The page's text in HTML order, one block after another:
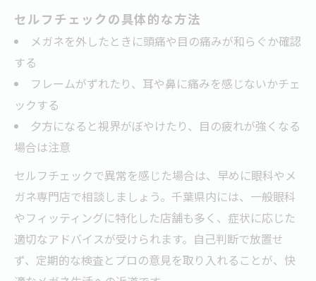
セルフチェックの具体的な方法
メガネを外したときに頭痛や目の痛みが和らぐか確認
する
フレームがずれたり、耳や鼻に痛みを感じないかチェ
ックする
夕方になると視界がぼやけたり、目の疲れが強くなる
場合は注意
セルフチェックで異常を感じた場合は、早めに眼科やメ
ガネ専門店で相談しましょう。千葉県内には、一般眼科
やフィッティングに特化した店舗も多く、症状に応じた
適切なアドバイスが受けられます。自己判断で放置せ
ず、定期的な検査とプロの意見を取り入れることが、快